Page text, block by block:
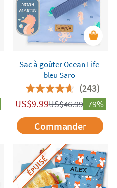
Sac à goûter Ocean Life
bleu Saro
(243)
US$9.99US$46.99-79%
Commander
ÉPUISÉ